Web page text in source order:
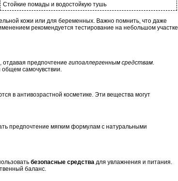
Стойкие помады и водостойкую тушь
кожи или для беременных. Важно помнить, что даже
рекомендуется тестирование на небольшом участке
отдавая предпочтение гипоаллергенным средствам.
общем самочувствии.
в антивозрастной косметике. Эти вещества могут
предпочтение мягким формулам с натуральными
безопасные средства для увлажнения и питания.
баланс.